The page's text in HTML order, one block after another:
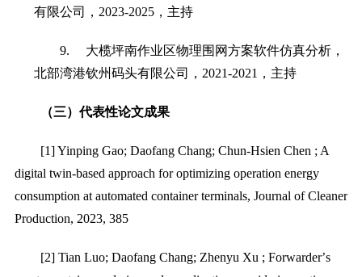
有限公司， 2023-2025，主持
9.
大榄坪南作业区物理围网方案软件仿真分析，
北部湾港钦州码头有限公司， 2021-2021 ，主持
（三）代表性论文成果
[1] Yinping Gao; Daofang Chang; Chun-Hsien Chen ; A
digital twin-based approach for optimizing operation energy
consumption at automated container terminals, Journal of Cleaner
Production, 2023, 385
[2] Tian Luo; Daofang Chang; Zhenyu Xu ; Forwarder’s